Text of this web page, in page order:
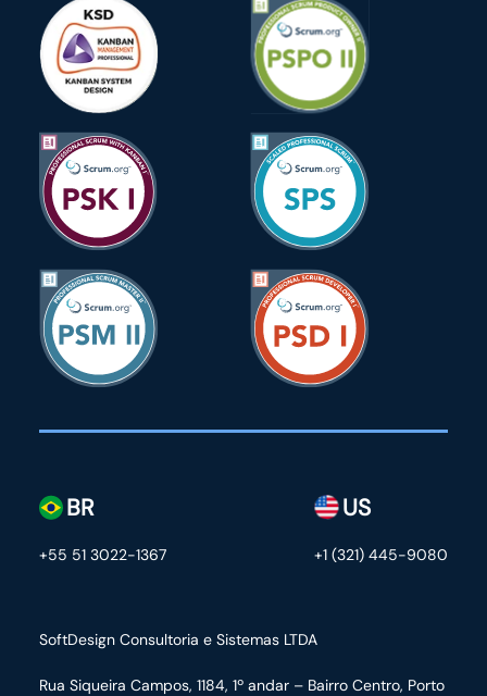
SoftDesign Consultoria e Sistemas LTDA
Rua Siqueira Campos, 1184, 1º andar – Bairro Centro, Porto
BR
+55 51 3022-1367
US
+1 (321) 445-9080